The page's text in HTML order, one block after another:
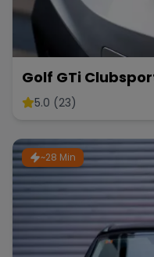
Golf GTi
Paket
5.0 (23)
~28 Min